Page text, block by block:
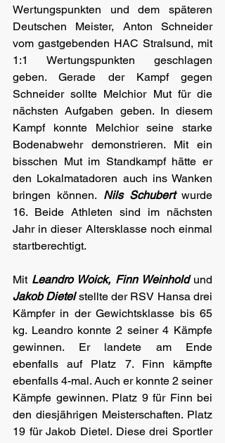
Wertungspunkten und dem späteren
Deutschen Meister, Anton Schneider
vom gastgebenden HAC Stralsund, mit
1:1 Wertungspunkten geschlagen
geben. Gerade der Kampf gegen
Schneider sollte Melchior Mut für die
nächsten Aufgaben geben. In diesem
Kampf konnte Melchior seine starke
Bodenabwehr demonstrieren. Mit ein
bisschen Mut im Standkampf hätte er
den Lokalmatadoren auch ins Wanken
bringen können. Nils Schubert wurde
16. Beide Athleten sind im nächsten
Jahr in dieser Altersklasse noch einmal
startberechtigt.
Mit Leandro Woick, Finn Weinhold
Jakob Dietel stellte der RSV Hansa drei
Kämpfer in der Gewichtsklasse bis 65
kg. Leandro konnte 2 seiner 4 Kämpfe
gewinnen. Er landete am Ende
ebenfalls auf Platz 7. Finn kämpfte
ebenfalls 4-mal. Auch er konnte 2 seiner
Kämpfe gewinnen. Platz 9 für Finn bei
den diesjährigen Meisterschaften. Platz
19 für Jakob Dietel. Diese drei Sportler